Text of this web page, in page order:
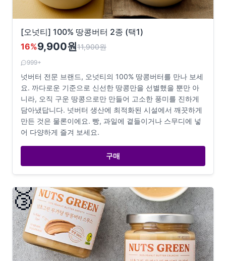
[오넛티] 100% 땅콩버터 2종 (택1)
16%9,900원11,900원
999+
넛버터 전문 브랜드, 오넛티의 100% 땅콩버터를 만나 보세
요. 까다로운 기준으로 신선한 땅콩만을 선별했을 뿐만 아
니라, 오직 구운 땅콩으로만 만들어 고소한 풍미를 진하게
담아냈답니다. 넛버터 생산에 최적화된 시설에서 깨끗하게
만든 것은 물론이에요. 빵, 과일에 곁들이거나 스무디에 넣
어 다양하게 즐겨 보세요.
구매
🥉